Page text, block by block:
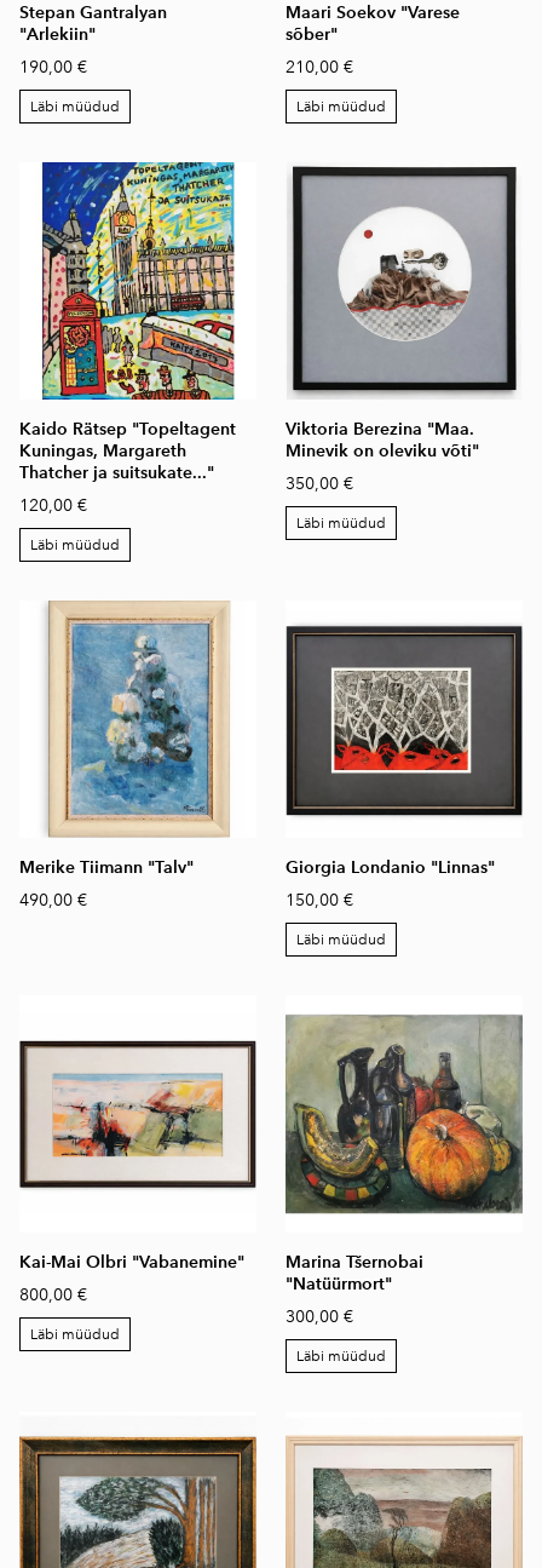
Stepan Gantralyan
"Arlekiin"
190,00 €
Läbi müüdud
Maari Soekov "Varese
sõber"
210,00 €
Läbi müüdud
Kaido Rätsep "Topeltagent
Kuningas, Margareth
Thatcher ja suitsukate..."
120,00 €
Läbi müüdud
Viktoria Berezina "Maa.
Minevik on oleviku võti"
350,00 €
Läbi müüdud
Merike Tiimann "Talv"
490,00 €
Giorgia Londanio "Linnas"
150,00 €
Läbi müüdud
Kai-Mai Olbri "Vabanemine"
800,00 €
Läbi müüdud
Marina Tšernobai
"Natüürmort"
300,00 €
Läbi müüdud